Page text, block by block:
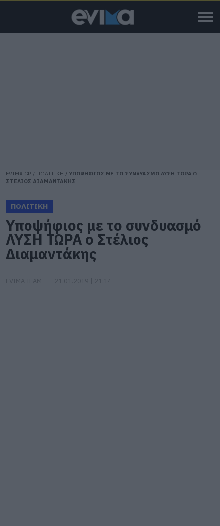
EVIMA.GR / ΠΟΛΙΤΙΚΗ / ΥΠΟΨΗΦΙΟΣ ΜΕ ΤΟ ΣΥΝΔΥΑΣΜΟ ΛΥΣΗ ΤΩΡΑ Ο
ΣΤΕΛΙΟΣ ΔΙΑΜΑΝΤΑΚΗΣ
ΠΟΛΙΤΙΚΗ
Υποψήφιος με το συνδυασμό
ΛΥΣΗ ΤΩΡΑ ο Στέλιος
Διαμαντάκης